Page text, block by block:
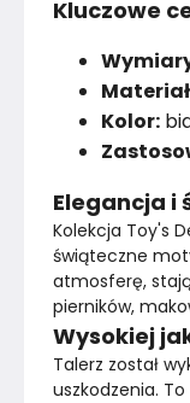
Kluczowe
Kolor:
Elegancja i
Kolekcja Toy's
świąteczne
atmosferę,
pierników,
Wysokiej
Talerz został
uszkodzenia.